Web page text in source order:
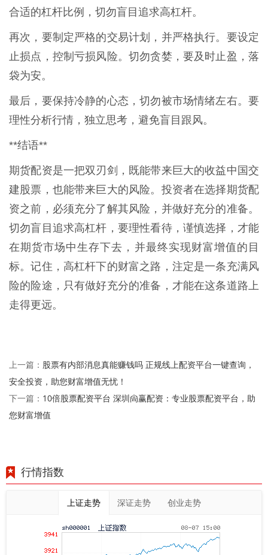
合适的杠杆比例，切勿盲目追求高杠杆。
再次，要制定严格的交易计划，并严格执行。要设定
止损点，控制亏损风险。切勿贪婪，要及时止盈，落
袋为安。
最后，要保持冷静的心态，切勿被市场情绪左右。要
理性分析行情，独立思考，避免盲目跟风。
**结语**
期货配资是一把双刃剑，既能带来巨大的收益中国交
建股票，也能带来巨大的风险。投资者在选择期货配
资之前，必须充分了解其风险，并做好充分的准备。
切勿盲目追求高杠杆，要理性看待，谨慎选择，才能
在期货市场中生存下去，并最终实现财富增值的目
标。记住，高杠杆下的财富之路，注定是一条充满风
险的险途，只有做好充分的准备，才能在这条道路上
走得更远。
上一篇： 股票有内部消息真能赚钱吗 正规线上配资平台一键查询，
安全投资，助您财富增值无忧！
下一篇： 10倍股票配资平台 深圳尙赢配资：专业股票配资平台，助
您财富增值
行情指数
上证走势 深证走势 创业走势